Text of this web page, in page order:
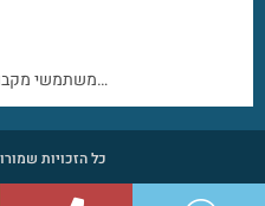
משתמשי מקבוק נהנים מאיכות צליל נקי, מדויק וחד…
כל הזכויות